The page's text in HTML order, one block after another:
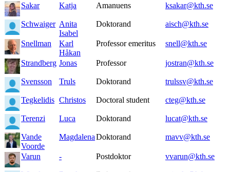
Sakar
Katja Amanuens ksakar@kth.se
Schwaiger Anita
Isabel
Doktorand aisch@kth.se
Snellman
Karl
Håkan
Professor emeritus snell@kth.se
Strandberg Jonas Professor jostran@kth.se
Svensson Truls Doktorand trulssv@kth.se
Tegkelidis Christos Doctoral student cteg@kth.se
Terenzi Luca Doktorand lucat@kth.se
Vande
Voorde
MagdalenaDoktorand mavv@kth.se
Varun - Postdoktor vvarun@kth.se